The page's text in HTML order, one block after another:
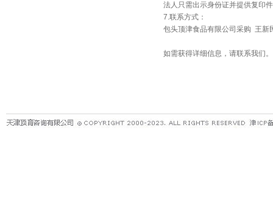
法人只需出示身份证并提供复印
7.联系方式：
包头顶津食品有限公司采购 王
如需获得详细信息，请联系我们。